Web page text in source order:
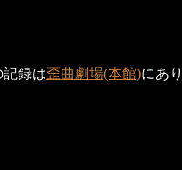
録は歪曲劇場(本館)にあ